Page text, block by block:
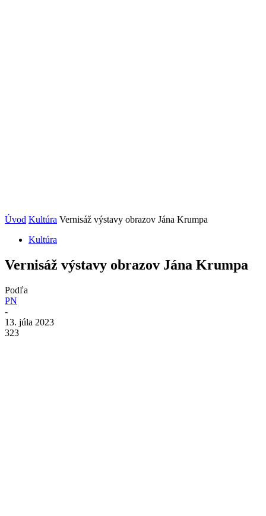
Úvod Kultúra Vernisáž výstavy obrazov Jána Krumpa
Kultúra
Vernisáž výstavy obrazov Jána Krumpa
Podľa
PN
-
13. júla 2023
323